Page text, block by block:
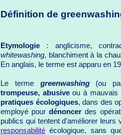
Définition de
Etymologie : anglicisme,
whitewashing, blanchiment à la
En anglais, le terme est apparu en
Le terme greenwashing(ou
trompeuse, abusiveou à mauvais
pratiques écologiques, dans des
employé pourdénoncer des
publics qui tentent d'améliorer leurs
responsabilité écologique, sans